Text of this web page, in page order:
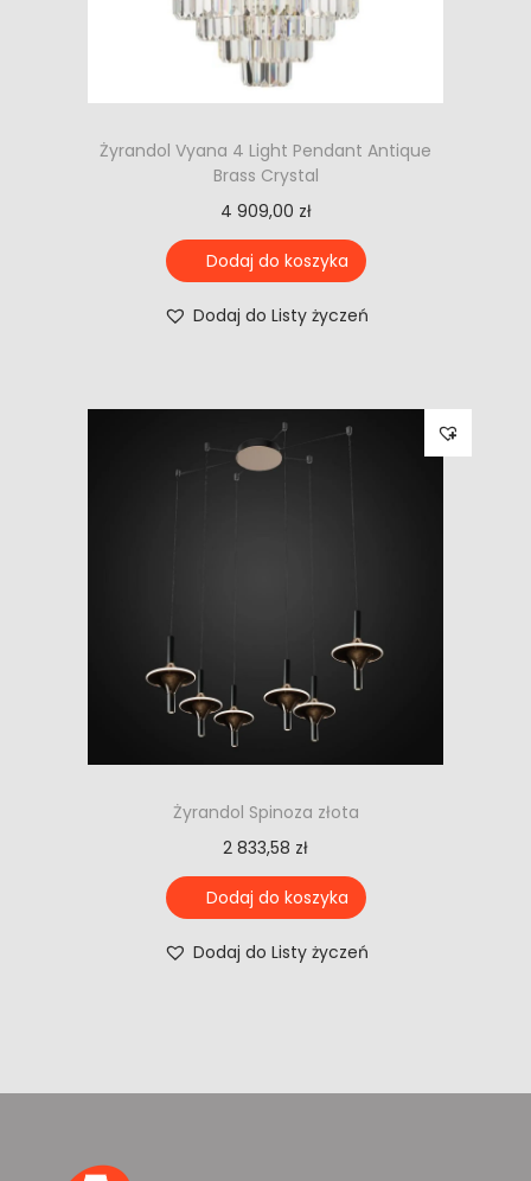
Żyrandol Vyana 4 Light Pendant Antique
Brass Crystal
4 909,00 zł
Dodaj do koszyka
Dodaj do Listy życzeń
Żyrandol Spinoza złota
2 833,58 zł
Dodaj do koszyka
Dodaj do Listy życzeń